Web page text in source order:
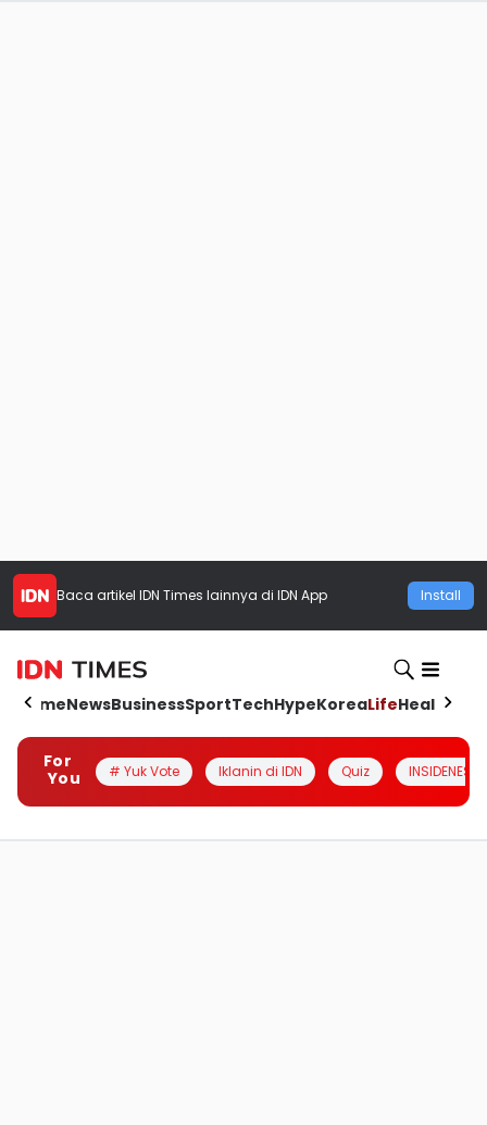
Baca artikel IDN Times lainnya di IDN App Install
HomeNewsBusinessSportTechHypeKoreaLifeHealth
For
You
# Yuk Vote Iklanin di IDN Quiz INSIDENESIA